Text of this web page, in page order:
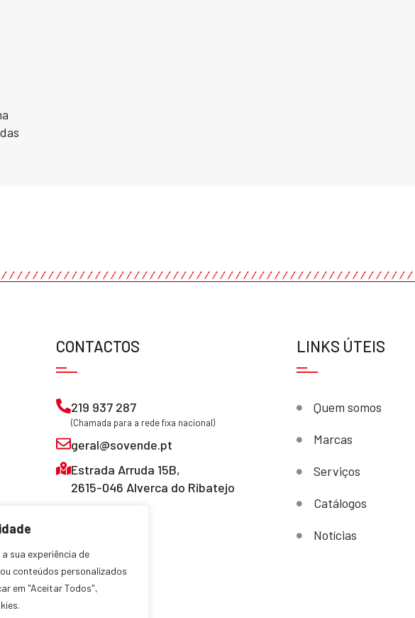
sua experiência de
conteúdos personalizados
em "Aceitar Todos",
CONTACTOS
219 937 287
(Chamada para a rede fixa nacional)
geral@sovende.pt
Estrada Arruda 15B,
2615-046 Alverca do Ribatejo
LINKS ÚTEIS
Quem somos
Marcas
Serviços
Catálogos
Notícias